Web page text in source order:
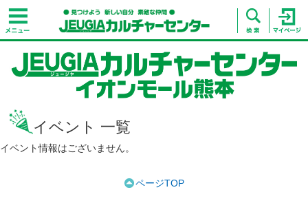
イベント 一覧
イベント情報はございません。
ページTOP